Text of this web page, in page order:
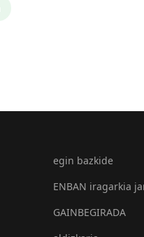
egin bazkide
ENBAN iragarkia
GAINBEGIRADA